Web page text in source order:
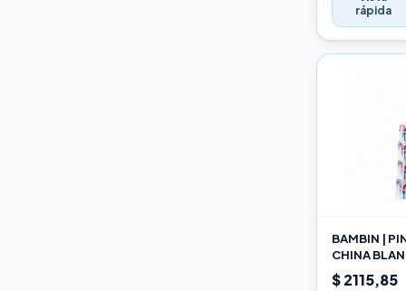
rápida
BAMBIN |
CHINA
189 10
$ 2115,85